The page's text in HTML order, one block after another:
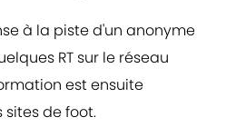
à la piste d'un anonyme
RT sur le réseau
est ensuite
de foot.